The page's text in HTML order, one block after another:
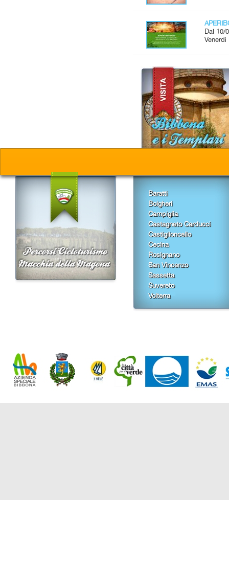
Dal 10/
Baratti
Bolgheri
Campiglia
Castagneto Carducci
Castiglioncello
Cecina
Rosignano
San Vincenzo
Sassetta
Suvereto
Volterra